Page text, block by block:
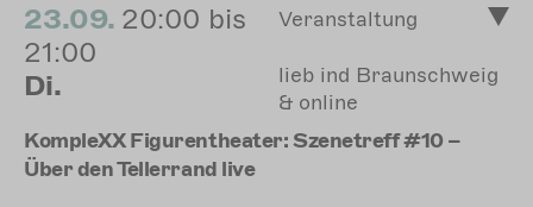
23.09. 20:00 bis
21:00
Di.
Veranstaltung
lieb ind Braunschweig
& online
KompleXX Figurentheater: Szenetreff #10 –
Über den Tellerrand live